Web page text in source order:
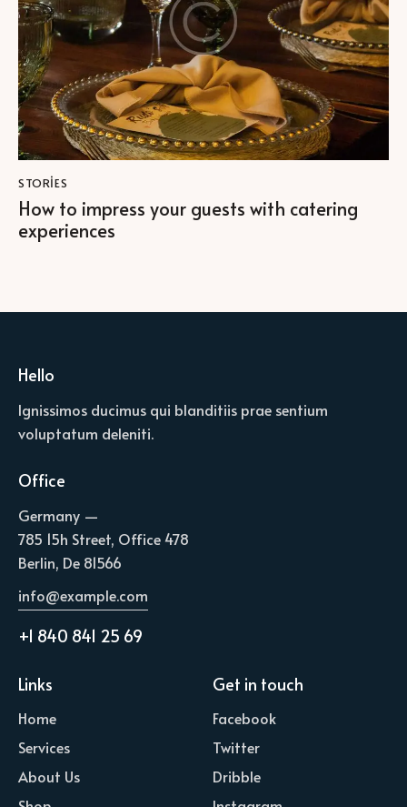
STORIES
How to impress your guests with catering
experiences
Hello
Ignissimos ducimus qui blanditiis prae sentium
voluptatum deleniti.
Office
Germany —
785 15h Street, Office 478
Berlin, De 81566
info@example.com
+1 840 841 25 69
Links
Home
Services
About Us
Get in touch
Facebook
Twitter
Dribble